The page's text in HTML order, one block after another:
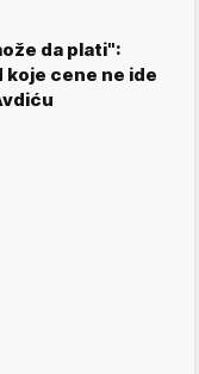
da plati":
cene ne ide